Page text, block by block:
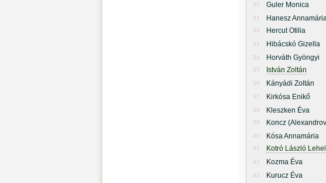
30 Guler Monica
31 Hanesz
32 Hercut Otilia
33 Hibácskó Gizella
34 Horváth Gyöngyi
35 István Zoltán
36 Kányádi Zoltán
37 Kirkósa Enikő
38 Kleszken Éva
39 Koncz
40 Kósa Annamária
41 Kotró László Lehel
42 Kozma Éva
43 Kurucz Éva